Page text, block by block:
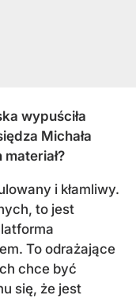
wypuściła
Michała
i kłamliwy.
to jest
To odrażające
chce być
się, że jest